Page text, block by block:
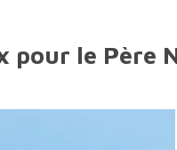
pour le Père